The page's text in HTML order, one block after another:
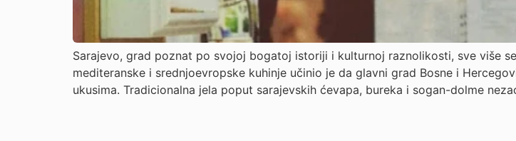
Sarajevo, grad poznat po svojoj bogatoj istoriji i kulturnoj raznolikosti, sve više
mediteranske i srednjoevropske kuhinje učinio je da glavni grad Bosne i
ukusima. Tradicionalna jela poput sarajevskih ćevapa, bureka i sogan-dolme